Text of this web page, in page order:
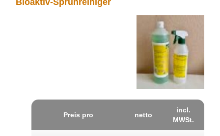
Preis pro netto
incl.
MWSt.